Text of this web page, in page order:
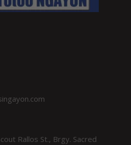
Rallos St., Brgy. Sacred